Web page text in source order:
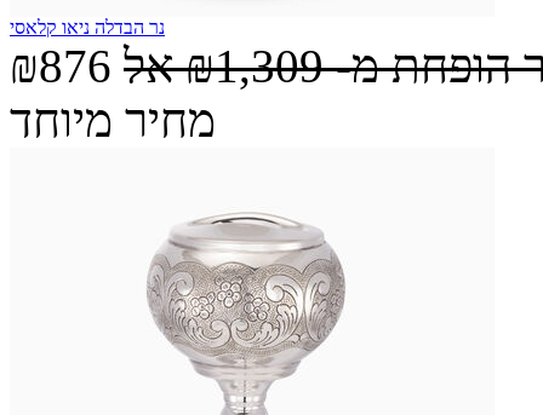
נר הבדלה ניאו קלאסי
₪876 הופחת מ-₪1,309 אל
מחיר מיוחד